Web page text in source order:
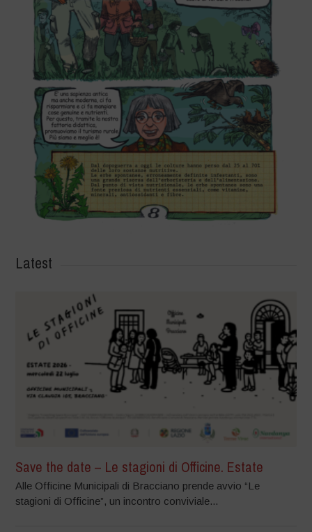
Latest
Save the date – Le stagioni di Officine. Estate
Alle Officine Municipali di Bracciano prende avvio “Le
stagioni di Officine”, un incontro conviviale...